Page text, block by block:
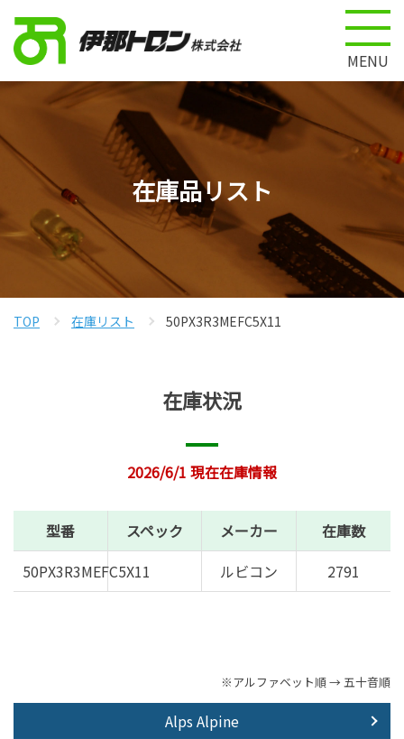
MENU
在庫品リスト
TOP 在庫リスト 50PX3R3MEFC5X11
在庫状況
2026/6/1 現在在庫情報
型番 スペック メーカー
在庫数
50PX3R3MEFC5X11
ルビコン 2791
※アルファベット順 → 五十音順
Alps Alpine